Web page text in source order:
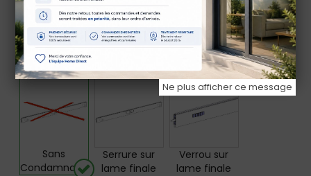
Butées rondes
Grises
Butées rondes
Noires
Condamnations
Sans
Condamnations
Serrure sur
lame finale
Verrou sur
lame finale
Ne plus afficher ce message